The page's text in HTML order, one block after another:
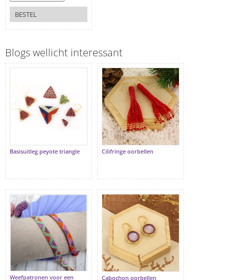
BESTEL
Blogs wellicht interessant
Basisuitleg peyote triangle Cilifringe oorbellen
Weefpatronen voor een
Cabochon oorbellen